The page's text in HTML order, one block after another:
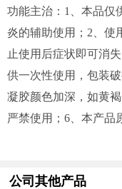
功能主治：1、本品仅
炎的辅助使用；2、使
止使用后症状即可消
供一次性使用，包装
凝胶颜色加深，如黄
严禁使用；6、本产品
公司其他产品